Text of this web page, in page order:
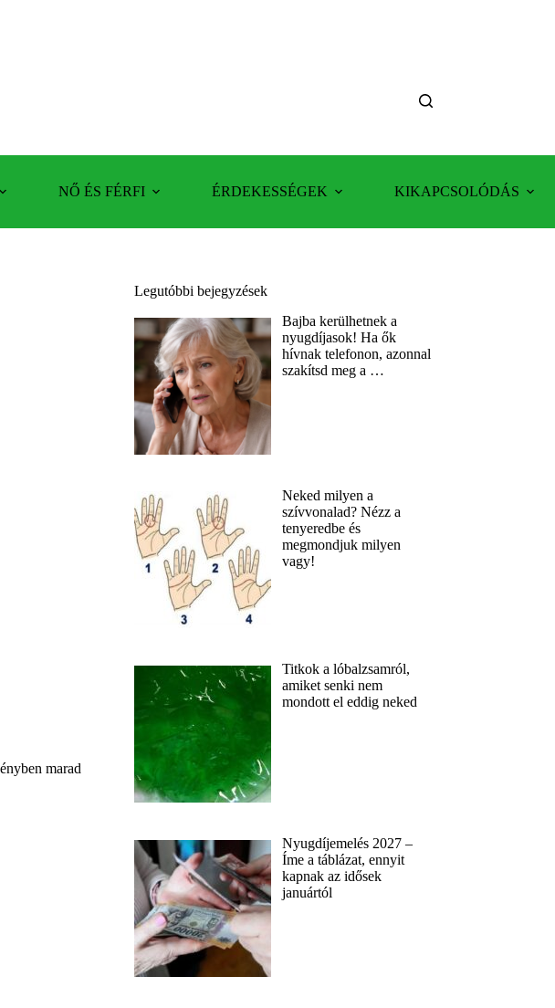
NŐ ÉS FÉRFI ÉRDEKESSÉGEK KIKAPCSOLÓDÁS
marad
Legutóbbi bejegyzések
Bajba kerülhetnek a
nyugdíjasok! Ha ők
hívnak telefonon, azonnal
szakítsd meg a …
Neked milyen a
szívvonalad? Nézz a
tenyeredbe és
megmondjuk milyen
vagy!
Titkok a lóbalzsamról,
amiket senki nem
mondott el eddig neked
Nyugdíjemelés 2027 –
Íme a táblázat, ennyit
kapnak az idősek
januártól